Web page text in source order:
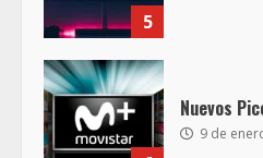
5
Nuevos
9 de